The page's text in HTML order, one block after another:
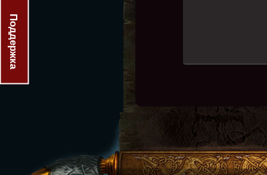
Поддержка